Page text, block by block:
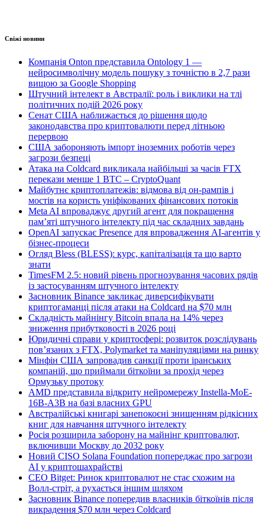
Свіжі новини
Компанія Onton представила Ontology 1 —
нейросимволічну модель пошуку з точністю в 2,7 рази
вищою за Google Shopping
Штучний інтелект в Австралії: роль і виклики на тлі
політичних подій 2026 року
Сенат США наближається до рішення щодо
законодавства про криптовалюти перед літньою
перервою
США забороняють імпорт іноземних роботів через
загрози безпеці
Атака на Coldcard викликала найбільші за часів FTX
перекази менше 1 BTC – CryptoQuant
Майбутнє криптоплатежів: відмова від он-рампів і
мостів на користь уніфікованих фінансових потоків
Meta AI впроваджує другий агент для покращення
пам’яті штучного інтелекту під час складних завдань
OpenAI запускає Presence для впровадження AI-агентів у
бізнес-процеси
Огляд Bless (BLESS): курс, капіталізація та що варто
знати
TimesFM 2.5: новий рівень прогнозування часових рядів
із застосуванням штучного інтелекту
Засновник Binance закликає диверсифікувати
криптогаманці після атаки на Coldcard на $70 млн
Складність майнінгу Bitcoin впала на 14% через
зниження прибутковості в 2026 році
Юридичні справи у криптосфері: розвиток розслідувань
пов’язаних з FTX, Polymarket та маніпуляціями на ринку
Мінфін США запровадив санкції проти іранських
компаній, що приймали біткоїни за прохід через
Ормузьку протоку
AMD представила відкриту нейромережу Instella-MoE-
16B-A3B на базі власних GPU
Австралійські книгарі занепокоєні знищенням рідкісних
книг для навчання штучного інтелекту
Росія розширила заборону на майнінг криптовалют,
включивши Москву до 2032 року
Новий CISO Solana Foundation попереджає про загрози
AI у криптошахрайстві
CEO Bitget: Ринок криптовалют не стає схожим на
Волл-стріт, а рухається іншим шляхом
Засновник Binance попередив власників біткоїнів після
викрадення $70 млн через Coldcard